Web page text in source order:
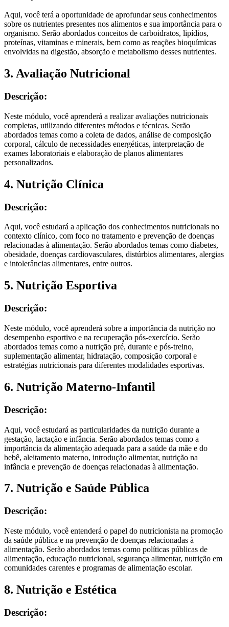
Aqui, você terá a oportunidade de aprofundar seus conhecimentos
sobre os nutrientes presentes nos alimentos e sua importância para o
organismo. Serão abordados conceitos de carboidratos, lipídios,
proteínas, vitaminas e minerais, bem como as reações bioquímicas
envolvidas na digestão, absorção e metabolismo desses nutrientes.
3. Avaliação Nutricional
Descrição:
Neste módulo, você aprenderá a realizar avaliações nutricionais
completas, utilizando diferentes métodos e técnicas. Serão
abordados temas como a coleta de dados, análise de composição
corporal, cálculo de necessidades energéticas, interpretação de
exames laboratoriais e elaboração de planos alimentares
personalizados.
4. Nutrição Clínica
Descrição:
Aqui, você estudará a aplicação dos conhecimentos nutricionais no
contexto clínico, com foco no tratamento e prevenção de doenças
relacionadas à alimentação. Serão abordados temas como diabetes,
obesidade, doenças cardiovasculares, distúrbios alimentares, alergias
e intolerâncias alimentares, entre outros.
5. Nutrição Esportiva
Descrição:
Neste módulo, você aprenderá sobre a importância da nutrição no
desempenho esportivo e na recuperação pós-exercício. Serão
abordados temas como a nutrição pré, durante e pós-treino,
suplementação alimentar, hidratação, composição corporal e
estratégias nutricionais para diferentes modalidades esportivas.
6. Nutrição Materno-Infantil
Descrição:
Aqui, você estudará as particularidades da nutrição durante a
gestação, lactação e infância. Serão abordados temas como a
importância da alimentação adequada para a saúde da mãe e do
bebê, aleitamento materno, introdução alimentar, nutrição na
infância e prevenção de doenças relacionadas à alimentação.
7. Nutrição e Saúde Pública
Descrição:
Neste módulo, você entenderá o papel do nutricionista na promoção
da saúde pública e na prevenção de doenças relacionadas à
alimentação. Serão abordados temas como políticas públicas de
alimentação, educação nutricional, segurança alimentar, nutrição em
comunidades carentes e programas de alimentação escolar.
8. Nutrição e Estética
Descrição: